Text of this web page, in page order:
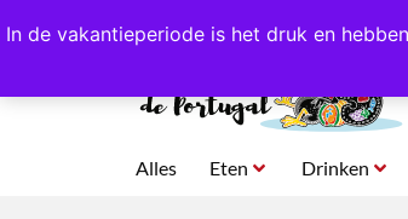
In de vakantieperiode is het druk en
4,8/5,0 sterren beoordeeld!
Alles Eten Drinken